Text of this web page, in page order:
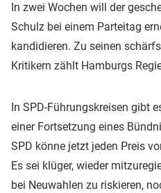
In zwei Wochen will der
Schulz bei einem Parteitag
kandidieren. Zu seinen
Kritikern zählt Hamburgs
In SPD-Führungskreisen gibt
einer Fortsetzung eines
SPD könne jetzt jeden Preis
Es sei klüger, wieder
bei Neuwahlen zu riskieren,